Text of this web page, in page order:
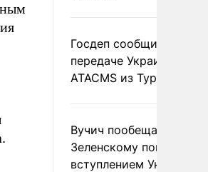
Госдеп сообщил о
передаче Украине
ATACMS из Турции
Вучич пообещал
Зеленскому помочь со
вступлением Украины в